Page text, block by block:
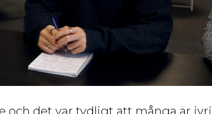
det var tydligt att många är